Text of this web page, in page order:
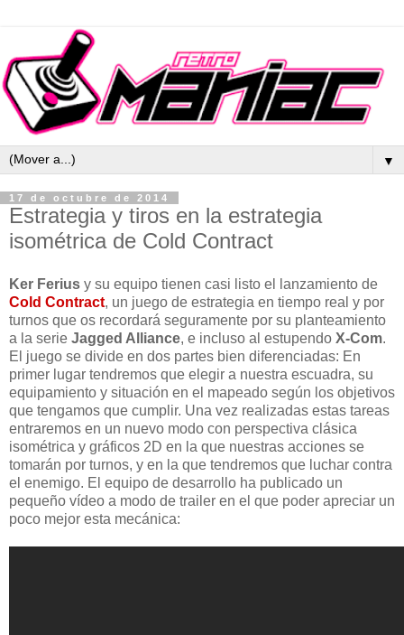
▼
17 de octubre de 2014
Estrategia y tiros en la estrategia
isométrica de Cold Contract
Ker Ferius y su equipo tienen casi listo el lanzamiento de
Cold Contract, un juego de estrategia en tiempo real y por
turnos que os recordará seguramente por su planteamiento
a la serie Jagged Alliance, e incluso al estupendo X-Com.
El juego se divide en dos partes bien diferenciadas: En
primer lugar tendremos que elegir a nuestra escuadra, su
equipamiento y situación en el mapeado según los objetivos
que tengamos que cumplir. Una vez realizadas estas tareas
entraremos en un nuevo modo con perspectiva clásica
isométrica y gráficos 2D en la que nuestras acciones se
tomarán por turnos, y en la que tendremos que luchar contra
el enemigo. El equipo de desarrollo ha publicado un
pequeño vídeo a modo de trailer en el que poder apreciar un
poco mejor esta mecánica: